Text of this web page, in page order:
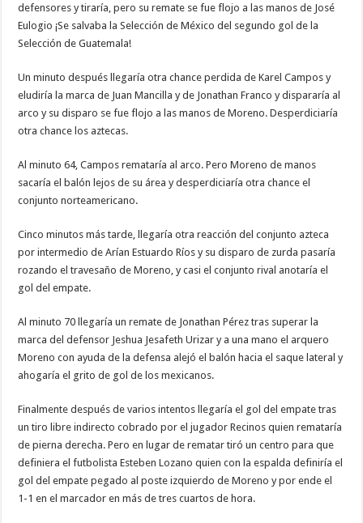
defensores y tiraría, pero su remate se fue flojo a las manos de José
Eulogio ¡Se salvaba la Selección de México del segundo gol de la
Selección de Guatemala!
Un minuto después llegaría otra chance perdida de Karel Campos y
eludiría la marca de Juan Mancilla y de Jonathan Franco y dispararía al
arco y su disparo se fue flojo a las manos de Moreno. Desperdiciaría
otra chance los aztecas.
Al minuto 64, Campos remataría al arco. Pero Moreno de manos
sacaría el balón lejos de su área y desperdiciaría otra chance el
conjunto norteamericano.
Cinco minutos más tarde, llegaría otra reacción del conjunto azteca
por intermedio de Arían Estuardo Ríos y su disparo de zurda pasaría
rozando el travesaño de Moreno, y casi el conjunto rival anotaría el
gol del empate.
Al minuto 70 llegaría un remate de Jonathan Pérez tras superar la
marca del defensor Jeshua Jesafeth Urizar y a una mano el arquero
Moreno con ayuda de la defensa alejó el balón hacia el saque lateral y
ahogaría el grito de gol de los mexicanos.
Finalmente después de varios intentos llegaría el gol del empate tras
un tiro libre indirecto cobrado por el jugador Recinos quien remataría
de pierna derecha. Pero en lugar de rematar tiró un centro para que
definiera el futbolista Esteben Lozano quien con la espalda definiría el
gol del empate pegado al poste izquierdo de Moreno y por ende el
1-1 en el marcador en más de tres cuartos de hora.